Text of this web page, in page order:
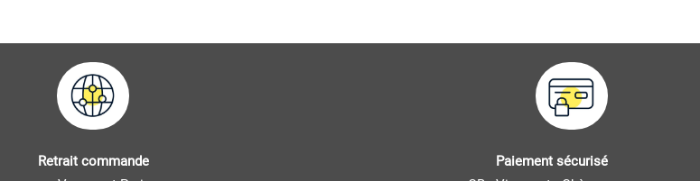
Retrait commande
Paiement sécurisé